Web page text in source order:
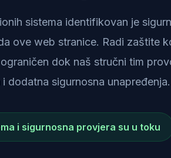
sistema identifikovan je
ove web stranice. Radi zaštite
dok naš stručni tim
dodatna sigurnosna unapređenja.
i sigurnosna provjera su u toku